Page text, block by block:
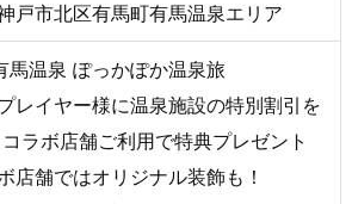
戸市北区有馬町有馬温泉エリア
馬温泉 ぽっかぽか温泉旅
レイヤー様に温泉施設の特別割引を
ラボ店舗ご利用で特典プレゼント
店舗ではオリジナル装飾も！